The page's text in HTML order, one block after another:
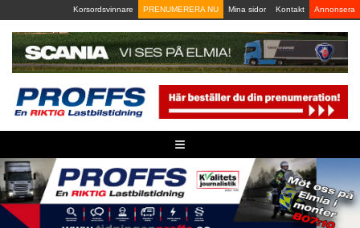
to
content
Korsordsvinnare PRENUMERERA NU Mina sidor Kontakt Annonsera
≡